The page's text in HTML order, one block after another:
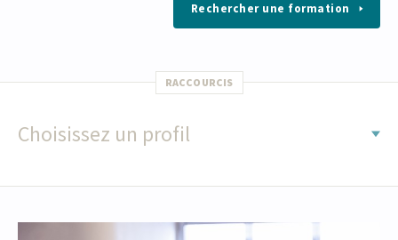
Rechercher une formation
RACCOURCIS
Choisissez un profil